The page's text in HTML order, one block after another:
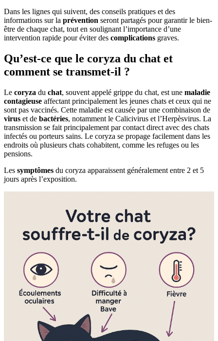
Dans les lignes qui suivent, des conseils pratiques et des
informations sur la prévention seront partagés pour garantir le bien-
être de chaque chat, tout en soulignant l’importance d’une
intervention rapide pour éviter des complications graves.
Qu’est-ce que le coryza du chat et
comment se transmet-il ?
Le coryza du chat, souvent appelé grippe du chat, est une maladie
contagieuse affectant principalement les jeunes chats et ceux qui ne
sont pas vaccinés. Cette maladie est causée par une combinaison de
virus et de bactéries, notamment le Calicivirus et l’Herpèsvirus. La
transmission se fait principalement par contact direct avec des chats
infectés ou porteurs sains. Le coryza se propage facilement dans les
endroits où plusieurs chats cohabitent, comme les refuges ou les
pensions.
Les symptômes du coryza apparaissent généralement entre 2 et 5
jours après l’exposition.